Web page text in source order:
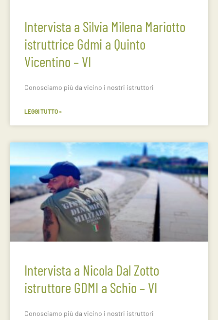
Intervista a Silvia Milena Mariotto
istruttrice Gdmi a Quinto
Vicentino – VI
Conosciamo più da vicino i nostri istruttori
LEGGI TUTTO »
Intervista a Nicola Dal Zotto
istruttore GDMI a Schio – VI
Conosciamo più da vicino i nostri istruttori